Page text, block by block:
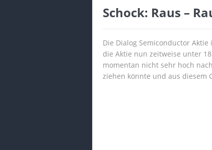
Schock: Raus –
Die Dialog Semiconductor
die Aktie nun zeitweise unter
momentan nicht sehr hoch
ziehen könnte und aus diesem